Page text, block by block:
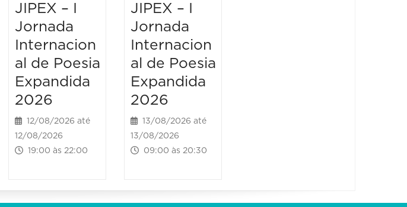
JIPEX – I
Jornada
Internacion
al de Poesia
Expandida
2026
12/08/2026 até
12/08/2026
19:00 às 22:00
JIPEX – I
Jornada
Internacion
al de Poesia
Expandida
2026
13/08/2026 até
13/08/2026
09:00 às 20:30